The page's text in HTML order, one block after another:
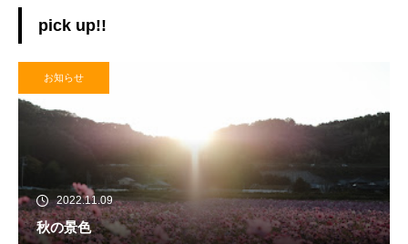
pick up!!
お知らせ
2022.11.09
秋の景色